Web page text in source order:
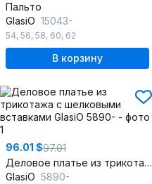
Пальто
GlasiO 15043-
54, 56, 58, 60, 62
В корзину
96.01 $97.01
Деловое платье из трикотажа с шелковыми вставками
GlasiO 5890-